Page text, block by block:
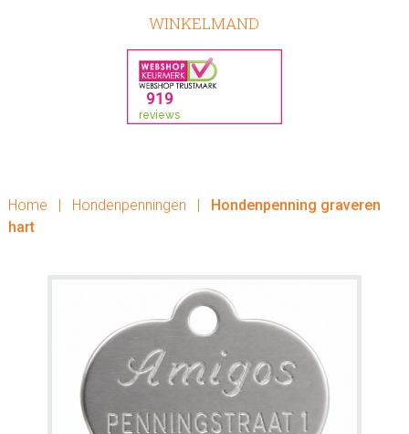
WINKELMAND
Home | Hondenpenningen |
Hondenpenning graveren
hart